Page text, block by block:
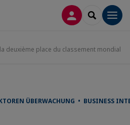
CONNEXION
deuxième place du classement mondial
ÜBERWACHUNG • BUSINESS